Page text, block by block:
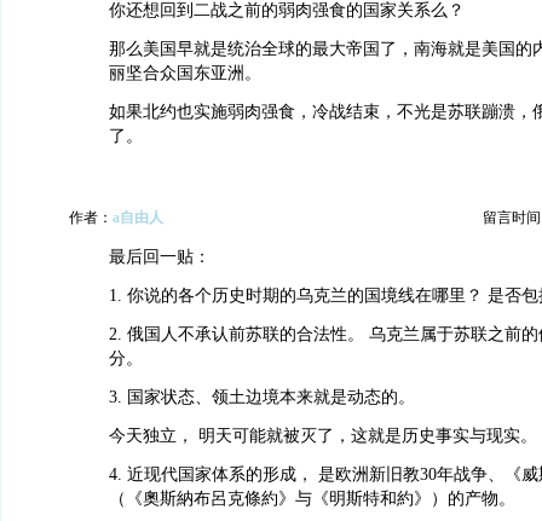
你还想回到二战之前的弱肉强食的国家关系么？
那么美国早就是统治全球的最大帝国了，南海就是美国的
丽坚合众国东亚洲。
如果北约也实施弱肉强食，冷战结束，不光是苏联蹦溃，
了。
作者： a自由人 留言时间
最后回一贴：
1. 你说的各个历史时期的乌克兰的国境线在哪里？ 是否
2. 俄国人不承认前苏联的合法性。 乌克兰属于苏联之前
分。
3. 国家状态、领土边境本来就是动态的。
今天独立， 明天可能就被灭了，这就是历史事实与现实。
4. 近现代国家体系的形成， 是欧洲新旧教30年战争、《
（《奧斯納布呂克條約》与《明斯特和約》）的产物。